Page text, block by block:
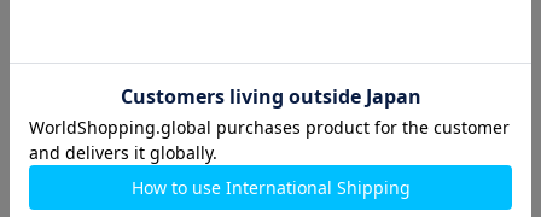
iPhone14 Plus A2885 iPhone14 Plus A2885